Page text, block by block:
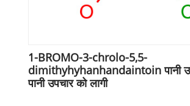
1-BROMO-3-chrolo-5,5-
dimithyhyhanhandaintoin पानी
पानी उपचार को लागी